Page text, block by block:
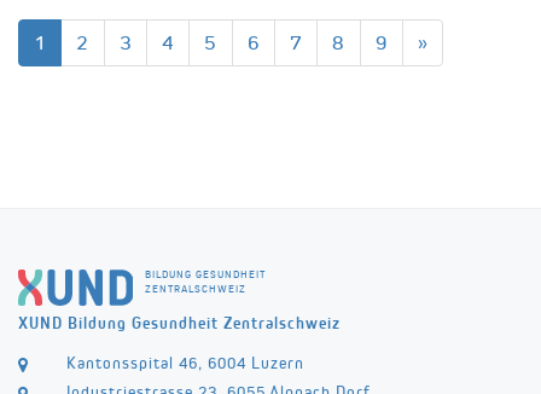
1 2 3 4 5 6 7 8 9 »
BILDUNG GESUNDHEIT
ZENTRALSCHWEIZ
XUND Bildung Gesundheit Zentralschweiz
Kantonsspital 46, 6004 Luzern